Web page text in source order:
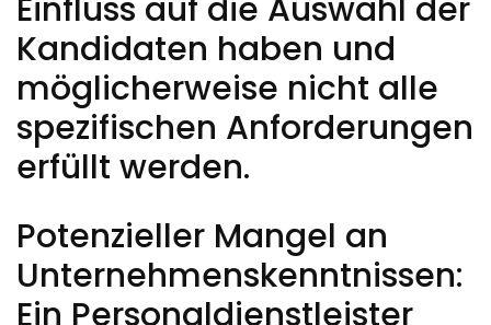
Einfluss auf die Auswahl der
Kandidaten haben und
möglicherweise nicht alle
spezifischen Anforderungen
erfüllt werden.
Potenzieller Mangel an
Unternehmenskenntnissen:
Ein Personaldienstleister